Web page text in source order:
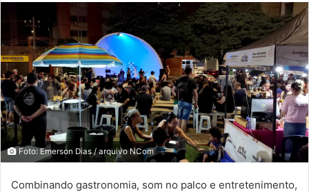
Foto: Emerson Dias / arquivo NCom
Combinando gastronomia, som no palco e entretenimento,